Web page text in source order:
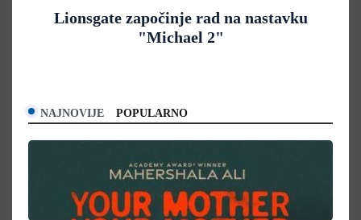
Lionsgate započinje rad na nastavku
"Michael 2"
NAJNOVIJE POPULARNO